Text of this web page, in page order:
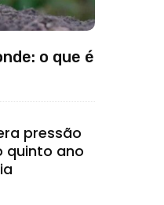
o que é
pressão
quinto ano